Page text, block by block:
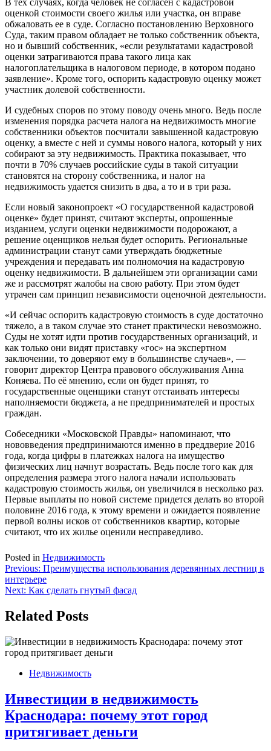
оценкой стоимости своего жилья или участка, он вправе
обжаловать ее в суде. Согласно постановлению Верховного
Cуда, таким правом обладает не только собственник объекта,
но и бывший собственник, «если результатами кадастровой
оценки затрагиваются права такого лица как
налогоплательщика в налоговом периоде, в котором подано
заявление». Кроме того, оспорить кадастровую оценку может
участник долевой собственности.
И судебных споров по этому поводу очень много. Ведь после
изменения порядка расчета налога на недвижимость многие
собственники объектов посчитали завышенной кадастровую
оценку, а вместе с ней и суммы нового налога, который у них
собирают за эту недвижимость. Практика показывает, что
почти в 70% случаев российские суды в такой ситуации
становятся на сторону собственника, и налог на
недвижимость удается снизить в два, а то и в три раза.
Если новый законопроект «О государственной кадастровой
оценке» будет принят, считают эксперты, опрошенные
изданием, услуги оценки недвижимости подорожают, а
решение оценщиков нельзя будет оспорить. Региональные
администрации станут сами утверждать бюджетные
учреждения и передавать им полномочия на кадастровую
оценку недвижимости. В дальнейшем эти организации сами
же и рассмотрят жалобы на свою работу. При этом будет
утрачен сам принцип независимости оценочной деятельности.
«И сейчас оспорить кадастровую стоимость в суде достаточно
тяжело, а в таком случае это станет практически невозможно.
Суды не хотят идти против государственных организаций, и
как только они видят приставку «гос» на экспертном
заключении, то доверяют ему в большинстве случаев», —
говорит директор Центра правового обслуживания Анна
Коняева. По её мнению, если он будет принят, то
государственные оценщики станут отстаивать интересы
наполняемости бюджета, а не предпринимателей и простых
граждан.
Собеседники «Московской Правды» напоминают, что
нововведения предпринимаются именно в преддверие 2016
года, когда цифры в платежках налога на имущество
физических лиц начнут возрастать. Ведь после того как для
определения размера этого налога начали использовать
кадастровую стоимость жилья, он увеличился в несколько раз.
Первые выплаты по новой системе придется делать во второй
половине 2016 года, к этому времени и ожидается появление
первой волны исков от собственников квартир, которые
считают, что их жилье оценили несправедливо.
Posted in Недвижимость
Навигация
по
Previous: Преимущества использования деревянных лестниц в
интерьере
Next: Как сделать гнутый фасад
Related Posts
Недвижимость
Инвестиции в недвижимость
Краснодара: почему этот город
притягивает деньги